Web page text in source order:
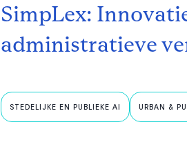
SimpLex:
administratieve
STEDELIJKE EN PUBLIEKE AI URBAN &